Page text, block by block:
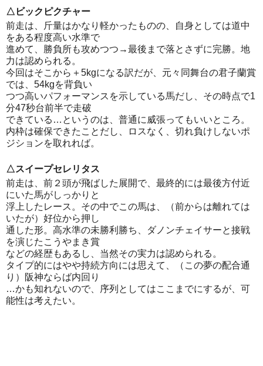
△ビックピクチャー
前走は、斤量はかなり軽かったものの、自身としては道中
をある程度高い水準で
進めて、勝負所も攻めつつ→最後まで落とさずに完勝。地
力は認められる。
今回はそこから＋5kgになる訳だが、元々同舞台の君子蘭賞
では、54kgを背負い
つつ高いパフォーマンスを示している馬だし、その時点で1
分47秒台前半で走破
できている…というのは、普通に威張ってもいいところ。
内枠は確保できたことだし、ロスなく、切れ負けしないポ
ジションを取れれば。
△スイープセレリタス
前走は、前２頭が飛ばした展開で、最終的には最後方付近
にいた馬がしっかりと
浮上したレース。その中でこの馬は、（前からは離れては
いたが）好位から押し
通した形。高水準の未勝利勝ち、ダノンチェイサーと接戦
を演じたこうやまき賞
などの経歴もあるし、当然その実力は認められる。
タイプ的にはやや持続方向には思えて、（この夢の配合通
り）阪神ならば内回り
…かも知れないので、序列としてはここまでにするが、可
能性は考えたい。